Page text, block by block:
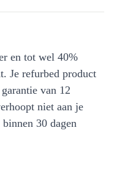
en tot wel 40%
Je refurbed product
van 12
niet aan je
30 dagen